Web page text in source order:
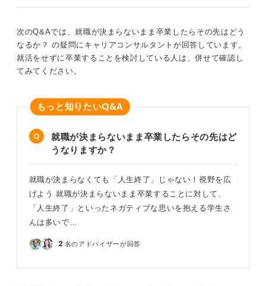
れば、興味のある企業の説明会に参加してみる、OB・
OG訪問で社会人の先輩と話してみるといった、小さな行
動から再開してみましょう。
また、秋以降も採用を続けている優良企業は数多く存在
二新卒」として、卒業後に就活エージェントなどの力を
借りながら再挑戦するのも立派な選択肢の一つです。
キャリアは長い道のりですから、焦らず、自身のペース
で進むべき道を探していくことが何よりも重要です。
0
次のQ&Aでは、就職が決まらないまま卒業したらその先はどう
なるか？ の疑問にキャリアコンサルタントが回答しています。
就活をせずに卒業することを検討している人は、併せて確認し
てみてください。
もっと知りたいQ&A
就職が決まらないまま卒業したらその先はど
うなりますか？
就職が決まらなくても「人生終了」じゃない！視野を広
げよう 就職が決まらないまま卒業することに対して、
「人生終了」といったネガティブな思いを抱える学生さ
んは多いで…
2 名のアドバイザーが回答